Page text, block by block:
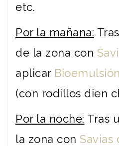
etc.
Por la mañana:
de la zona con
aplicar
(con rodillos dien
Por la noche: Tras
la zona con Savias